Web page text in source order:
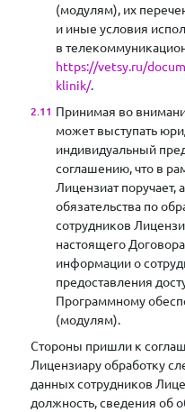
(модулям), их
и иные условия
в
https://vetsy.ru/
klinik/.
Принимая во
может выступать
индивидуальный
соглашению, что в
Лицензиат поручает,
обязательства по
сотрудников
настоящего
информации о
предоставления
Программному
(модулям).
Стороны пришли к
Лицензиару обработку
данных сотрудников
должность, сведения об